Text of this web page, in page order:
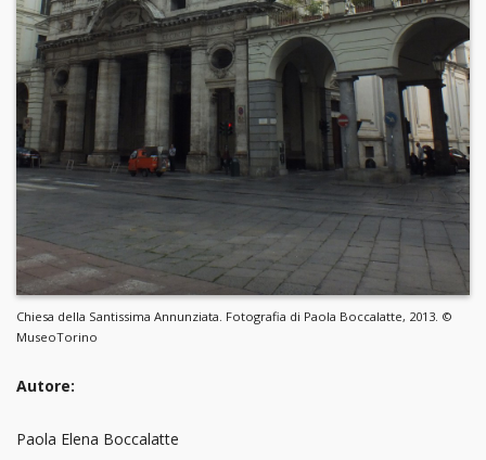
Chiesa della Santissima Annunziata. Fotografia di Paola Boccalatte, 2013. ©
MuseoTorino
Autore:
Paola Elena Boccalatte